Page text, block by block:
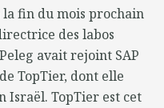
fin du mois prochain
des labos
avait rejoint SAP
TopTier, dont elle
Israël. TopTier est cet